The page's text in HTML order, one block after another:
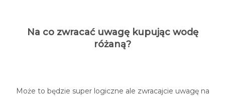
Na co zwracać uwagę kupując wodę
różaną?
Może to będzie super logiczne ale zwracajcie uwagę na